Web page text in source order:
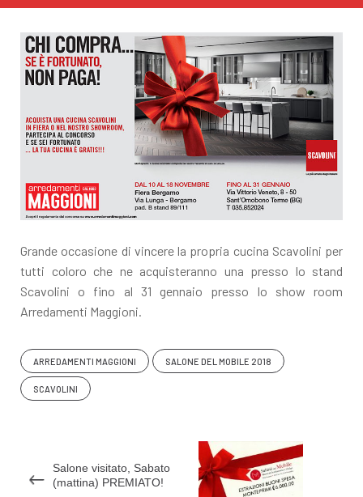
Grande occasione di vincere la propria cucina Scavolini per
tutti coloro che ne acquisteranno una presso lo stand
Scavolini o fino al 31 gennaio presso lo show room
Arredamenti Maggioni.
ARREDAMENTI MAGGIONI SALONE DEL MOBILE 2018
SCAVOLINI
Salone visitato, Sabato
(mattina) PREMIATO!